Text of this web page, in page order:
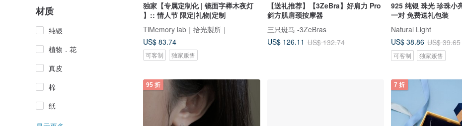
材质
纯银
植物．花
真皮
棉
纸
独家【专属定制化 | 镜面字榉木夜灯
】:: 情人节 限定|礼物|定制
TiMemory lab｜拾光製所｜
US$ 83.74
可客制 独家贩售
【送礼推荐】【3ZeBra】好肩力 Pro
斜方肌肩颈按摩器
三只斑马 -3ZeBras
US$ 126.11 US$ 132.74
925 纯银 珠光 珍珠小
一对 免费送礼包装
Natural Light
US$ 38.86 US$ 39.65
可客制 独家贩售
95 折 7 折